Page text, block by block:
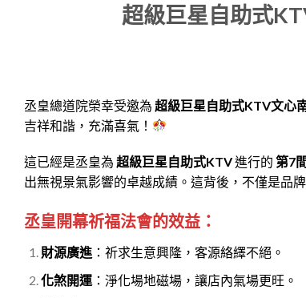
超級巨星自助式
丞皇總道院榮幸受邀為 超級巨星自助式KTV文心
吉祥和諧，充滿喜氣！
這已經是丞皇為 超級巨星自助式KTV進行的 第7
出無視景氣影響的卓越成績。這背後，不僅是品
丞皇開幕祈福法會的效益：
財源廣進：祈求生意興隆，客源絡繹不絕。
化煞開運：淨化場地磁場，讓店內氣場更旺。